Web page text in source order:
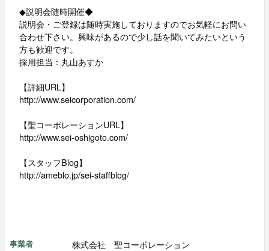
◆説明会随時開催◆
説明会・ご登録は随時実施しておりますのでお気軽にお問い
合わせ下さい。興味があるので少し話を聞いてみたいという
方も歓迎です。
採用担当：丸山あすか
【詳細URL】
http://www.seicorporation.com/
【聖コーポレーションURL】
http://www.sei-oshigoto.com/
【スタッフBlog】
http://ameblo.jp/sei-staffblog/
事業者 株式会社 聖コーポレーション